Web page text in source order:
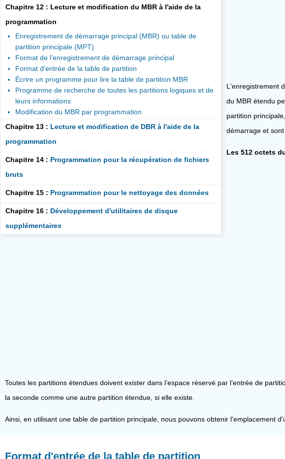
Chapitre 12 : Lecture et modification du MBR à l'aide de la
programmation
Enregistrement de démarrage principal (MBR) ou table de
partition principale (MPT)
Format de l'enregistrement de démarrage principal
Format d'entrée de la table de partition
Écrire un programme pour lire la table de partition MBR
Programme de recherche de toutes les partitions logiques et de
leurs informations
Modification du MBR par programmation
Chapitre 13 : Lecture et modification de DBR à l'aide de la
programmation
Chapitre 14 : Programmation pour la récupération de fichiers
bruts
Chapitre 15 : Programmation pour le nettoyage des données
Chapitre 16 : Développement d'utilitaires de disque
supplémentaires
L'enregistrement
du MBR étendu
partition
démarrage et sont
Les 512 octets
Toutes les partitions étendues doivent exister dans l’espace réservé par l’entrée de
la seconde comme une autre partition étendue, si elle existe.
Ainsi, en utilisant une table de partition principale, nous pouvons obtenir l'emplacement
Format d'entrée de la table de partition